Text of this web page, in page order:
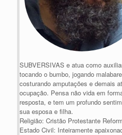
SUBVERSIVAS e atua como
tocando o bumbo, jogando
costurando amputações e demais
ocupação. Pensa não vida em
resposta, e tem um profundo
sua esposa e filha.
Religião: Cristão Protestante
Estado Civil: Inteiramente